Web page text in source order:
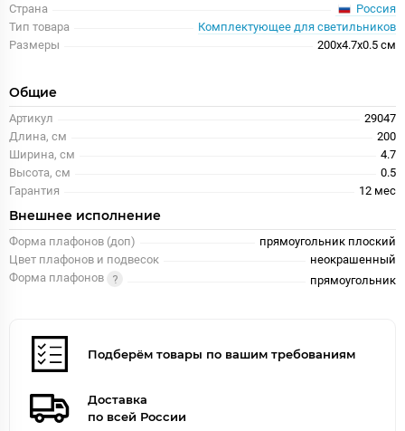
Страна
Россия
Тип товара
Комплектующее для светильников
Размеры
200x4.7x0.5 см
Общие
Артикул
29047
Длина, см
200
Ширина, см
4.7
Высота, см
0.5
Гарантия
12 меc
Внешнее исполнение
Форма плафонов (доп)
прямоугольник плоский
Цвет плафонов и подвесок
неокрашенный
Форма плафонов
прямоугольник
Подберём товары по вашим требованиям
Доставка
по всей России